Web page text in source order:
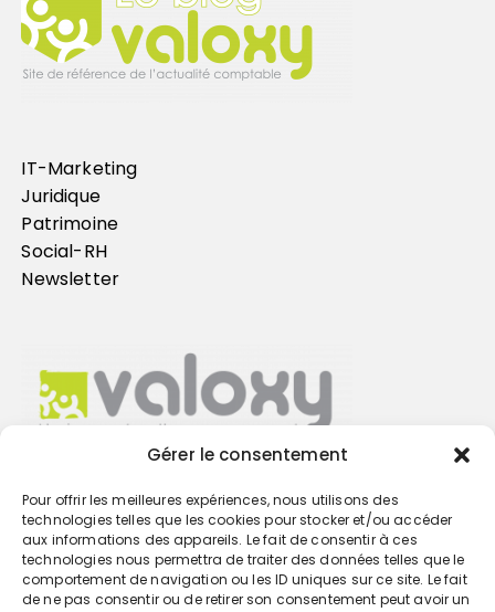
Gérer le consentement
Pour offrir les meilleures expériences, nous utilisons des
technologies telles que les cookies pour stocker et/ou accéder
aux informations des appareils. Le fait de consentir à ces
technologies nous permettra de traiter des données telles que le
comportement de navigation ou les ID uniques sur ce site. Le fait
de ne pas consentir ou de retirer son consentement peut avoir un
IT-Marketing
Juridique
Patrimoine
Social-RH
Newsletter
Trouvez votre cabinet
GO